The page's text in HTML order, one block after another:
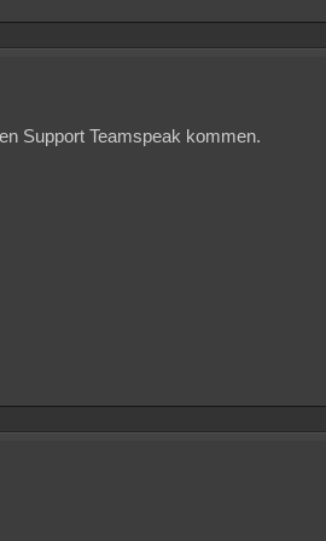
Support Teamspeak kommen.